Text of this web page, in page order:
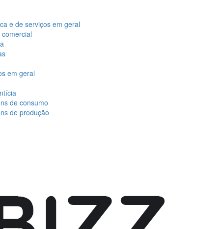
e de serviços em geral
em geral
de consumo
de produção